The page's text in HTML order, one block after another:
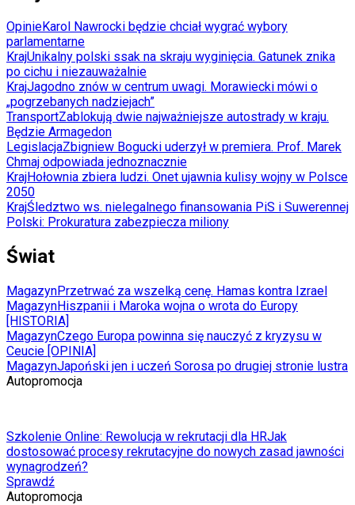
OpinieKarol Nawrocki będzie chciał wygrać wybory
parlamentarne
KrajUnikalny polski ssak na skraju wyginięcia. Gatunek znika
po cichu i niezauważalnie
KrajJagodno znów w centrum uwagi. Morawiecki mówi o
„pogrzebanych nadziejach”
TransportZablokują dwie najważniejsze autostrady w kraju.
Będzie Armagedon
LegislacjaZbigniew Bogucki uderzył w premiera. Prof. Marek
Chmaj odpowiada jednoznacznie
KrajHołownia zbiera ludzi. Onet ujawnia kulisy wojny w Polsce
2050
KrajŚledztwo ws. nielegalnego finansowania PiS i Suwerennej
Polski: Prokuratura zabezpiecza miliony
Świat
MagazynPrzetrwać za wszelką cenę. Hamas kontra Izrael
MagazynHiszpanii i Maroka wojna o wrota do Europy
[HISTORIA]
MagazynCzego Europa powinna się nauczyć z kryzysu w
Ceucie [OPINIA]
MagazynJapoński jen i uczeń Sorosa po drugiej stronie lustra
Autopromocja
Szkolenie Online: Rewolucja w rekrutacji dla HRJak
dostosować procesy rekrutacyjne do nowych zasad jawności
wynagrodzeń?
Sprawdź
Autopromocja